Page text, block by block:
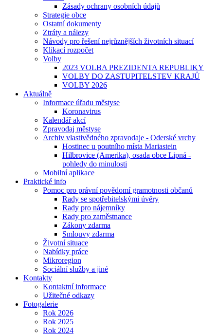
Zásady ochrany osobních údajů
Strategie obce
Ostatní dokumenty
Ztráty a nálezy
Návody pro řešení nejrůznějších životních situací
Klikací rozpočet
Volby
2023 VOLBA PREZIDENTA REPUBLIKY
VOLBY DO ZASTUPITELSTEV KRAJŮ
VOLBY 2026
Aktuálně
Informace úřadu městyse
Koronavirus
Kalendář akcí
Zpravodaj městyse
Archiv vlastivědného zpravodaje - Oderské vrchy
Hostinec u poutního místa Mariastein
Hilbrovice (Amerika), osada obce Lipná -
pohledy do minulosti
Mobilní aplikace
Praktické info
Pomoc pro právní povědomí gramotnosti občanů
Rady se spotřebitelskými úvěry
Rady pro nájemníky
Rady pro zaměstnance
Zákony zdarma
Smlouvy zdarma
Životní situace
Nabídky práce
Mikroregion
Sociální služby a jiné
Kontakty
Kontaktní informace
Užitečné odkazy
Fotogalerie
Rok 2026
Rok 2025
Rok 2024